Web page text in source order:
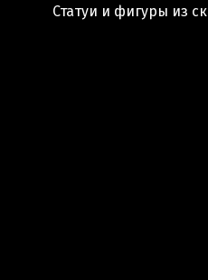
Статуи и фигуры из